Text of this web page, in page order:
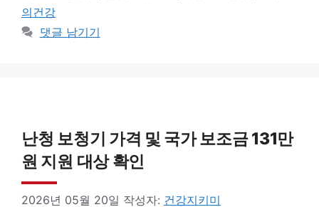
의건강
댓글 남기기
난청 보청기 가격 및 국가 보조금 131만
원 지원 대상 확인
2026년 05월 20일 작성자: 건강지키미